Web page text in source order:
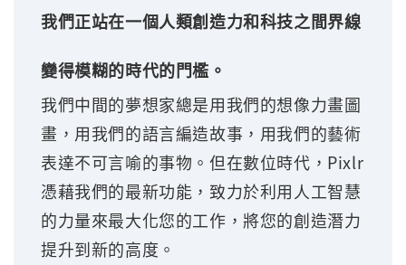
我們正站在一個人類創造力和科技之間界線
變得模糊的時代的門檻。
我們中間的夢想家總是用我們的想像力畫圖
畫，用我們的語言編造故事，用我們的藝術
表達不可言喻的事物。但在數位時代，Pixlr
憑藉我們的最新功能，致力於利用人工智慧
的力量來最大化您的工作，將您的創造潛力
提升到新的高度。